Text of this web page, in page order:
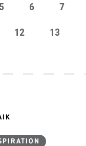
5 6 7
12 13